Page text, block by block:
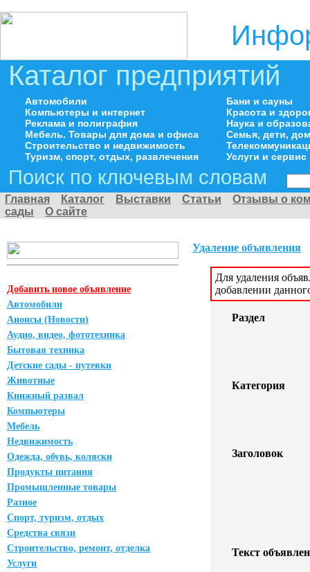
Каталог предприятий
Автомобили
Компьютеры и интернет
Реклама и полиграфия
Мебель. Товары для дома и офиса
Строительство и недвижимость
Туризм, спорт, отдых, развлечения
Бани и сауны
Красота и
Наука и
Семья, дети,
Услуги и сервис
Поиск по ключевым словам
Главная Каталог Выставки Статьи
Отзывы о
сады
О сайте
Добавить новое объявление
Автомобили
Анонсы (Новости)
Аудио, видео, фототехника
Бытовая техника
Детские сады - путевки
Животные
Книжный развал
Компьютеры
Мебель
Недвижимость
Одежда, обувь, коляски
Продукты питания
Промышленные товары
Разное
Спорт, туризм, отдых
Средства связи
Строительство, ремонт, отделка
Услуги
Удаление объявления
Для удаления
добавлении
Раздел
Категория
Заголовок
Текст